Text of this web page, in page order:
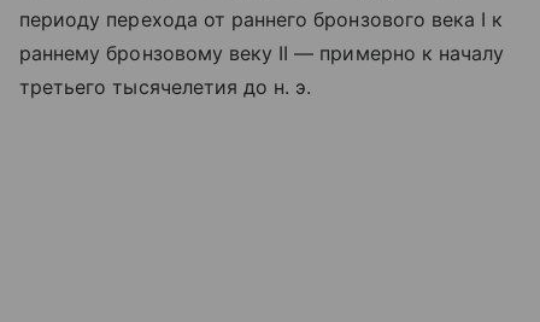
периоду перехода от раннего бронзового века I к
раннему бронзовому веку II — примерно к началу
третьего тысячелетия до н. э.